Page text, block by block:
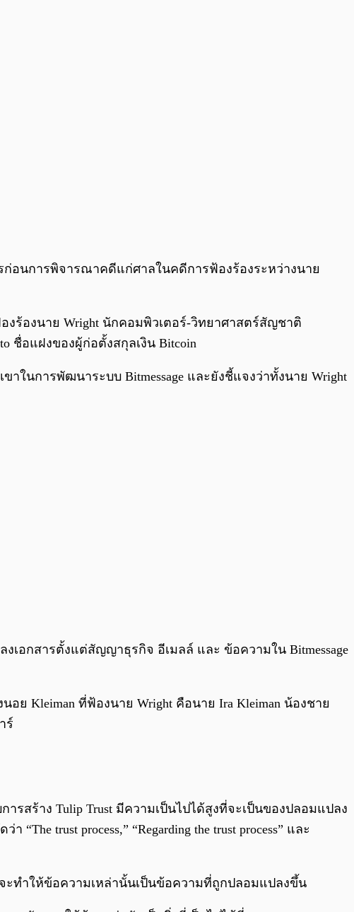
/
รก่อนการพิจารณาคดีแก่ศาลในคดีการฟ้องร้องระหว่างนาย
งร้องนาย Wright นักคอมพิวเตอร์-วิทยาศาสตร์สัญชาติ
ชื่อแฝงของผู้ก่อตั้งสกุลเงิน Bitcoin
ในการพัฒนาระบบ Bitmessage และยังชี้แจงว่าทั้งนาย Wright
เอกสารตั้งแต่สัญญาธุรกิจ อีเมลล์ และ ข้อความใน Bitmessage
ย Kleiman ที่ฟ้องนาย Wright คือนาย Ira Kleiman น้องชาย
ร์
รสร้าง Tulip Trust มีความเป็นไปได้สูงที่จะเป็นของปลอมแปลง
trust process,” “Regarding the trust process” และ
จะทำให้ข้อความเหล่านั้นเป็นข้อความที่ถูกปลอมแปลงขึ้น